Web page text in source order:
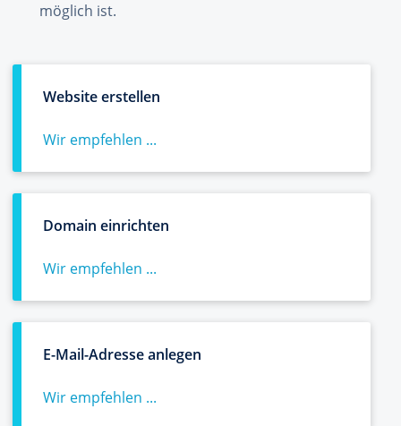
möglich ist.
Website erstellen
Wir empfehlen ...
Domain einrichten
Wir empfehlen ...
E-Mail-Adresse anlegen
Wir empfehlen ...